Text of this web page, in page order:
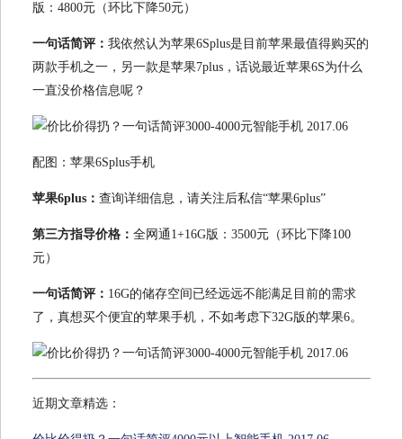
版：4800元（环比下降50元）
一句话简评： 我依然认为苹果6Splus是目前苹果最值得购买的
两款手机之一，另一款是苹果7plus，话说最近苹果6S为什么
一直没价格信息呢？
配图：苹果6Splus手机
苹果6plus： 查询详细信息，请关注后私信“苹果6plus”
第三方指导价格： 全网通1+16G版：3500元（环比下降100
元）
一句话简评： 16G的储存空间已经远远不能满足目前的需求
了，真想买个便宜的苹果手机，不如考虑下32G版的苹果6。
近期文章精选：